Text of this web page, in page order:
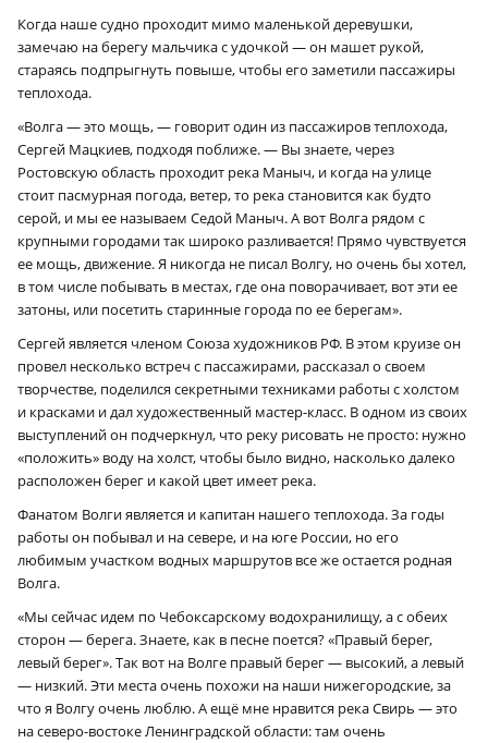
Когда наше судно проходит мимо маленькой деревушки,
замечаю на берегу мальчика с удочкой — он машет рукой,
стараясь подпрыгнуть повыше, чтобы его заметили пассажиры
теплохода.
«Волга — это мощь, — говорит один из пассажиров теплохода,
Сергей Мацкиев, подходя поближе. — Вы знаете, через
Ростовскую область проходит река Маныч, и когда на улице
стоит пасмурная погода, ветер, то река становится как будто
серой, и мы ее называем Седой Маныч. А вот Волга рядом с
крупными городами так широко разливается! Прямо чувствуется
ее мощь, движение. Я никогда не писал Волгу, но очень бы хотел,
в том числе побывать в местах, где она поворачивает, вот эти ее
затоны, или посетить старинные города по ее берегам».
Сергей является членом Союза художников РФ. В этом круизе он
провел несколько встреч с пассажирами, рассказал о своем
творчестве, поделился секретными техниками работы с холстом
и красками и дал художественный мастер-класс. В одном из своих
выступлений он подчеркнул, что реку рисовать не просто: нужно
«положить» воду на холст, чтобы было видно, насколько далеко
расположен берег и какой цвет имеет река.
Фанатом Волги является и капитан нашего теплохода. За годы
работы он побывал и на севере, и на юге России, но его
любимым участком водных маршрутов все же остается родная
Волга.
«Мы сейчас идем по Чебоксарскому водохранилищу, а с обеих
сторон — берега. Знаете, как в песне поется? «Правый берег,
левый берег». Так вот на Волге правый берег — высокий, а левый
— низкий. Эти места очень похожи на наши нижегородские, за
что я Волгу очень люблю. А ещё мне нравится река Свирь — это
на северо-востоке Ленинградской области: там очень